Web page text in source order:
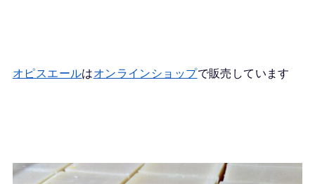
オピスエールはオンラインショップで販売しています